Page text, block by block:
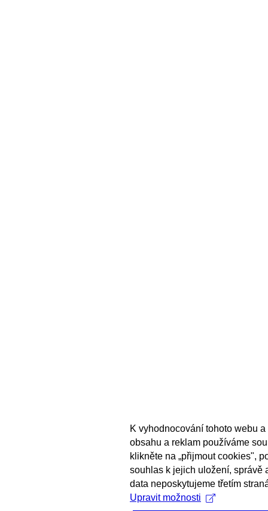
K vyhodnocování tohoto webu
obsahu a reklam používáme
klikněte na „přijmout cookies",
souhlas k jejich uložení, správě
data neposkytujeme třetím
Upravit možnosti